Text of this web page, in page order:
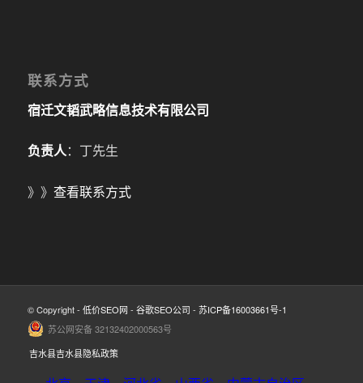
联系方式
宿迁文韬武略信息技术有限公司
负责人：丁先生
》》 查看联系方式
© Copyright - 低价SEO网 - 谷歌SEO公司 - 苏ICP备16003661号-1
苏公网安备 32132402000563号
吉水县吉水县隐私政策